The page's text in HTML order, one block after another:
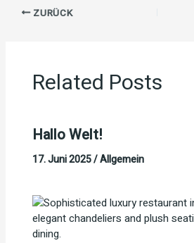
ZURÜCK
Related Posts
Hallo Welt!
17. Juni 2025/Allgemein